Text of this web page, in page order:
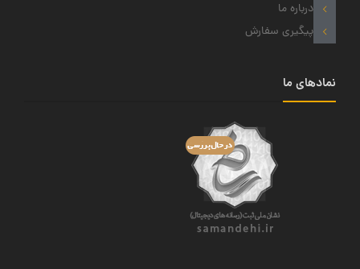
درباره ما
پیگیری سفارش
نمادهای ما